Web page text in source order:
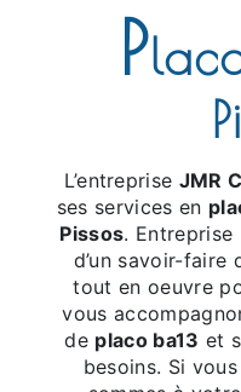
p
L’entreprise JMR
ses services en
Pissos. Entreprise
d’un savoir-faire
tout en oeuvre
vous
de placo ba13 et
besoins. Si